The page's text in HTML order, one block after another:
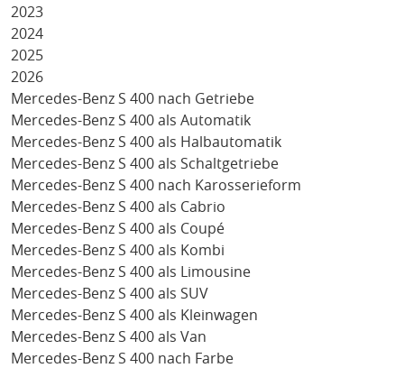
2023
2024
2025
2026
Mercedes-Benz S 400 nach Getriebe
Mercedes-Benz S 400 als Automatik
Mercedes-Benz S 400 als Halbautomatik
Mercedes-Benz S 400 als Schaltgetriebe
Mercedes-Benz S 400 nach Karosserieform
Mercedes-Benz S 400 als Cabrio
Mercedes-Benz S 400 als Coupé
Mercedes-Benz S 400 als Kombi
Mercedes-Benz S 400 als Limousine
Mercedes-Benz S 400 als SUV
Mercedes-Benz S 400 als Kleinwagen
Mercedes-Benz S 400 als Van
Mercedes-Benz S 400 nach Farbe